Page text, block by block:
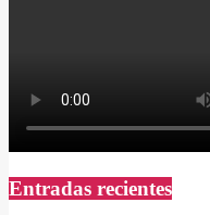
Entradas recientes